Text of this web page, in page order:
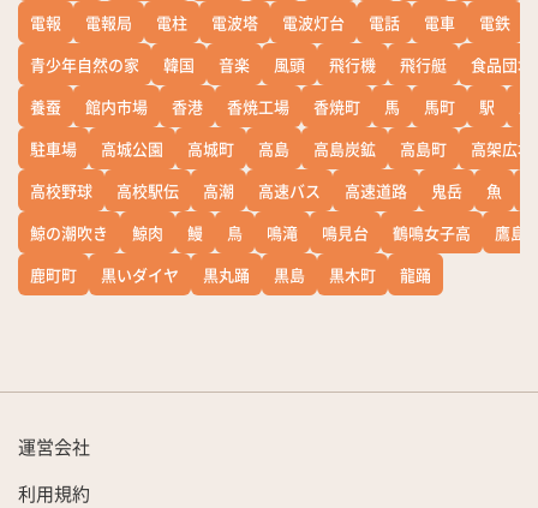
電報
電報局 電柱 電波塔 電波灯台 電話 電車 電鉄
青少年自然の家
韓国 音楽 風頭 飛行機 飛行艇
食品団地
養蚕
館内市場 香港 香焼工場 香焼町 馬 馬町 駅
駐車場
高城公園 高城町 高島 高島炭鉱 高島町
高架広場
高校野球
高校駅伝 高潮 高速バス 高速道路 鬼岳 魚
鯨の潮吹き
鯨肉 鰻 鳥 鳴滝 鳴見台 鶴鳴女子高
鷹島
鹿町町
黒いダイヤ 黒丸踊 黒島 黒木町 龍踊
運営会社
利用規約